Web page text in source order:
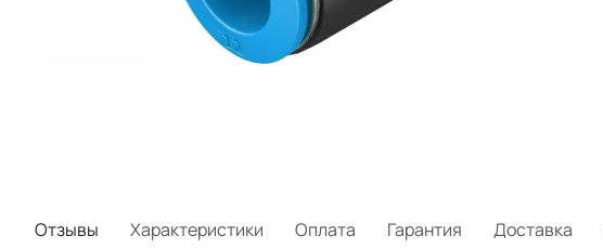
Отзывы Характеристики Оплата Гарантия Доставка